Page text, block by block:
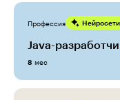
Профессия Нейросети
Java-
8 мес